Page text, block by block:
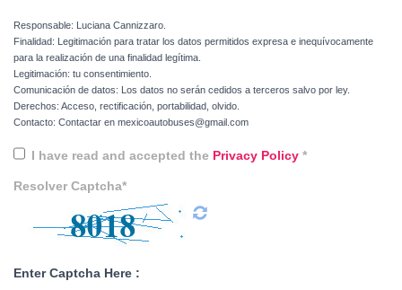
Responsable: Luciana Cannizzaro.
Finalidad: Legitimación para tratar los datos permitidos expresa e inequívocamente
para la realización de una finalidad legítima.
Legitimación: tu consentimiento.
Comunicación de datos: Los datos no serán cedidos a terceros salvo por ley.
Derechos: Acceso, rectificación, portabilidad, olvido.
Contacto: Contactar en mexicoautobuses@gmail.com
I have read and accepted the Privacy Policy *
Resolver Captcha*
Enter Captcha Here :